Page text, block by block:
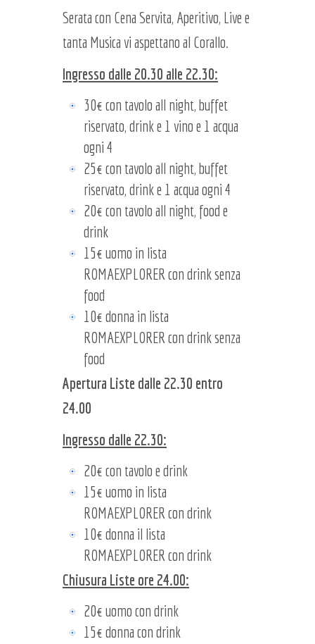
Serata con Cena Servita, Aperitivo, Live e
tanta Musica vi aspettano al Corallo.
Ingresso dalle 20.30 alle 22.30:
30€ con tavolo all night, buffet
riservato, drink e 1 vino e 1 acqua
ogni 4
25€ con tavolo all night, buffet
riservato, drink e 1 acqua ogni 4
20€ con tavolo all night, food e
drink
15€ uomo in lista
ROMAEXPLORER con drink senza
food
10€ donna in lista
ROMAEXPLORER con drink senza
food
Apertura Liste dalle 22.30 entro
24.00
Ingresso dalle 22.30:
20€ con tavolo e drink
15€ uomo in lista
ROMAEXPLORER con drink
10€ donna il lista
ROMAEXPLORER con drink
Chiusura Liste ore 24.00:
20€ uomo con drink
15€ donna con drink